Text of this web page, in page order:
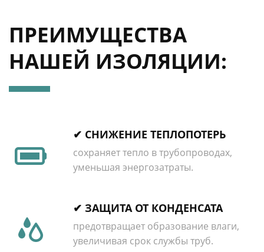
ПРЕИМУЩЕСТВА
НАШЕЙ ИЗОЛЯЦИИ:
✔ СНИЖЕНИЕ ТЕПЛОПОТЕРЬ
сохраняет тепло в трубопроводах,
уменьшая энергозатраты.
✔ ЗАЩИТА ОТ КОНДЕНСАТА
предотвращает образование влаги,
увеличивая срок службы труб.